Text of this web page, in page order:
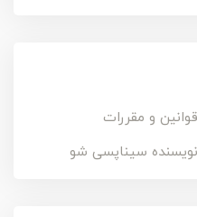
قوانین و مقررات
نویسنده سیناپسی شو